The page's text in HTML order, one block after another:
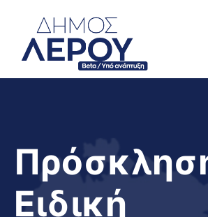
Αρχική
Διαφάνεια
Το
Ειδική